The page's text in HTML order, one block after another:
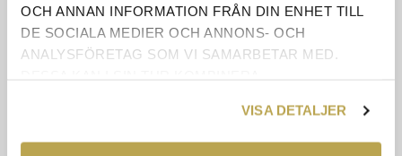
OCH ANNAN INFORMATION FRÅN DIN ENHET TILL
DE SOCIALA MEDIER OCH ANNONS- OCH
ANALYSFÖRETAG SOM VI SAMARBETAR MED.
DU HAR TILLHANDAHÅLLIT ELLER SOM DE HAR
SAMLAT IN NÄR DU HAR ANVÄNT DERAS
VISA DETALJER
Rygg:Formgjuten kallskumkärna 50kg.
1. Vinklingsfunktion